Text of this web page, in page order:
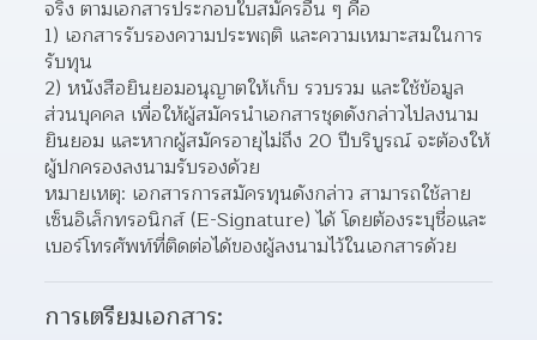
จริง ตามเอกสารประกอบใบสมัครอื่น ๆ คือ
1) เอกสารรับรองความประพฤติ และความเหมาะสมในการ
รับทุน
2) หนังสือยินยอมอนุญาตให้เก็บ รวบรวม และใช้ข้อมูล
ส่วนบุคคล เพื่อให้ผู้สมัครนำเอกสารชุดดังกล่าวไปลงนาม
ยินยอม และหากผู้สมัครอายุไม่ถึง 20 ปีบริบูรณ์ จะต้องให้
ผู้ปกครองลงนามรับรองด้วย
หมายเหตุ: เอกสารการสมัครทุนดังกล่าว สามารถใช้ลาย
เซ็นอิเล็กทรอนิกส์ (E-Signature) ได้ โดยต้องระบุชื่อและ
เบอร์โทรศัพท์ที่ติดต่อได้ของผู้ลงนามไว้ในเอกสารด้วย
การเตรียมเอกสาร: